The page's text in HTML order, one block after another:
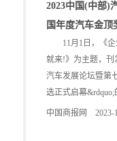
2023中国(中部)
国年度汽车金顶
11月1日，《企
就来!》为主题，刊
汽车发展论坛暨第
选正式启幕&rdquo;
中国商报网 2023-